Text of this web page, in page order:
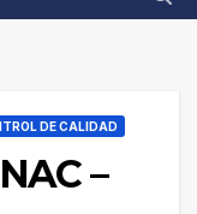
DE CALIDAD
–